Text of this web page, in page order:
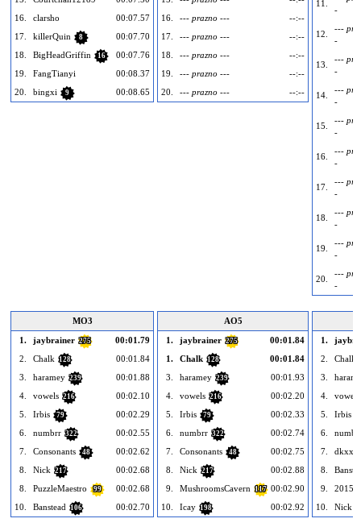
16.
clarsho
00:07.57
17.
killerQuin 8
00:07.70
18.
BigHeadGriffin 16
00:07.76
19.
FangTianyi
00:08.37
20.
bingxi 9 00:08.65
16.
--- prazno ---
--:--
17.
--- prazno ---
--:--
18.
--- prazno ---
--:--
19.
--- prazno ---
--:--
20.
--- prazno --- --:--
11.
-
12.
---
-
13.
---
-
14.
---
-
15.
---
-
16.
---
-
17.
---
-
18.
---
-
19.
---
-
20.
---
-
MO3
1.
jaybrainer 275
00:01.79
2.
Chalk 128
00:01.84
3.
haramey 239
00:01.88
4.
vowels 216
00:02.10
5.
Irbis 79
00:02.29
6.
numbrr 322
00:02.55
7.
Consonants 48
00:02.62
8.
Nick 217
00:02.68
8.
PuzzleMaestro 99
00:02.68
10.
Banstead 106 00:02.70
AO5
1.
jaybrainer 275
00:01.84
1.
Chalk 128
00:01.84
3.
haramey 239
00:01.93
4.
vowels 216
00:02.20
5.
Irbis 79
00:02.33
6.
numbrr 322
00:02.74
7.
Consonants 48
00:02.75
8.
Nick 217
00:02.88
9.
MushroomsCavern 117 00:02.90
10.
Icay 198 00:02.92
1.
2.
Chalk
3.
4.
vowels
5.
Irbis
6.
7.
8.
9.
10.
Nick